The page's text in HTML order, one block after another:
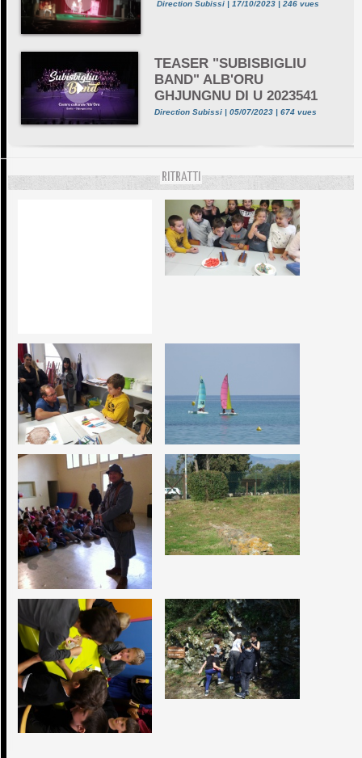
Direction Subissi | 17/10/2023 | 246 vues
TEASER "SUBISBIGLIU
BAND" ALB'ORU
GHJUNGNU DI U 2023541
Direction Subissi | 05/07/2023 | 674 vues
RITRATTI